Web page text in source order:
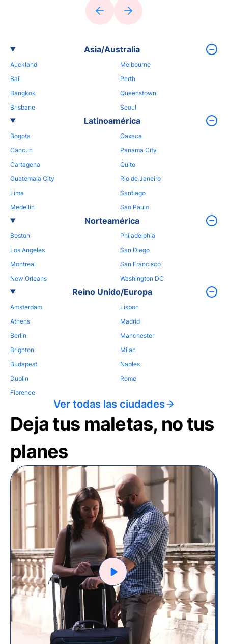
Asia/Australia
Auckland
Bali
Bangkok
Brisbane
Melbourne
Perth
Queenstown
Seoul
Latinoamérica
Bogota
Cancun
Cartagena
Guatemala City
Lima
Medellin
Oaxaca
Panama City
Quito
Rio de Janeiro
Santiago
Sao Paulo
Norteamérica
Boston
Los Angeles
Montreal
New Orleans
Philadelphia
San Diego
San Francisco
Washington DC
Reino Unido/Europa
Amsterdam
Athens
Berlin
Brighton
Budapest
Dublin
Florence
Lisbon
Madrid
Manchester
Milan
Naples
Rome
Ver todas las ciudades
Deja tus maletas, no tus
planes